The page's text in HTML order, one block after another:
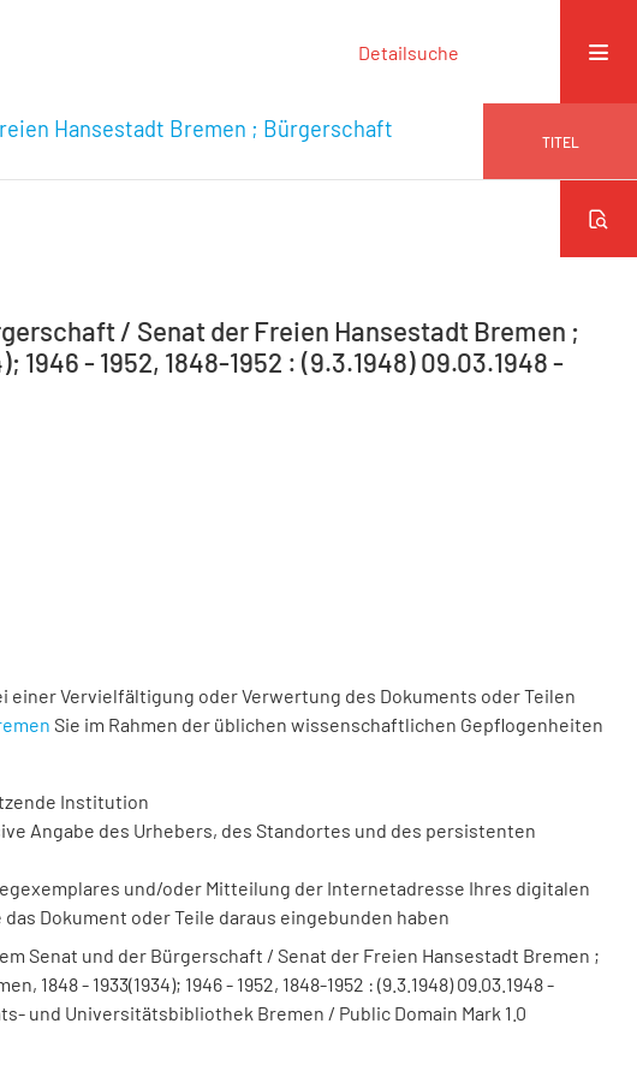
Detailsuche
Hansestadt Bremen ; Bürgerschaft
TITEL
/ Senat der Freien Hansestadt Bremen ;
- 1952, 1848-1952 : (9.3.1948) 09.03.1948 -
einer Vervielfältigung oder Verwertung des Dokuments oder Teilen
Sie im Rahmen der üblichen wissenschaftlichen Gepflogenheiten
Institution
Angabe des Urhebers, des Standortes und des persistenten
und/oder Mitteilung der Internetadresse Ihres digitalen
das Dokument oder Teile daraus eingebunden haben
Senat und der Bürgerschaft / Senat der Freien Hansestadt Bremen ;
1848 - 1933(1934); 1946 - 1952, 1848-1952 : (9.3.1948) 09.03.1948 -
und Universitätsbibliothek Bremen / Public Domain Mark 1.0